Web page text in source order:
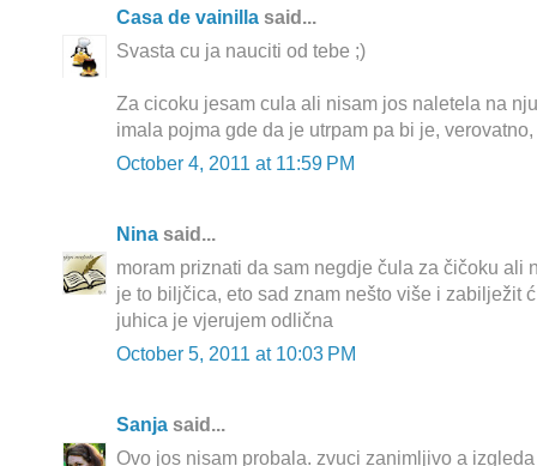
Casa de vainilla said...
Svasta cu ja nauciti od tebe ;)
Za cicoku jesam cula ali nisam jos naletela na
imala pojma gde da je utrpam pa bi je,
October 4, 2011 at 11:59 PM
Nina said...
moram priznati da sam negdje čula za čičoku ali
je to biljčica, eto sad znam nešto više i zabilježit
juhica je vjerujem odlična
October 5, 2011 at 10:03 PM
Sanja said...
Ovo jos nisam probala. zvuci zanimljivo a